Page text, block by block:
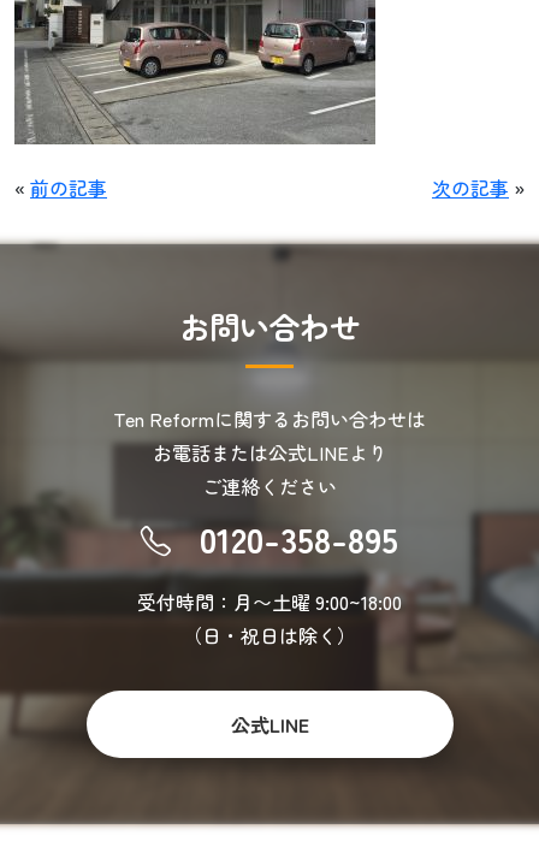
« 前の記事 次の記事 »
お問い合わせ
Ten Reformに関するお問い合わせは
お電話または公式LINEより
ご連絡ください
0120-358-895
受付時間：月〜土曜 9:00~18:00
（日・祝日は除く）
公式LINE